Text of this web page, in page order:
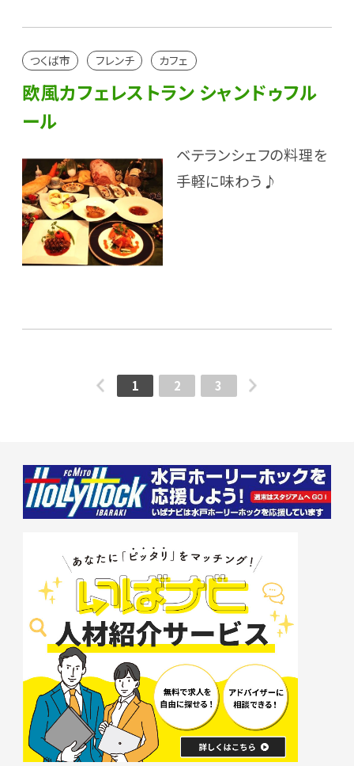
つくば市 フレンチ カフェ
欧風カフェレストラン シャンドゥフル
ール
ベテランシェフの料理を
手軽に味わう♪
1 2 3